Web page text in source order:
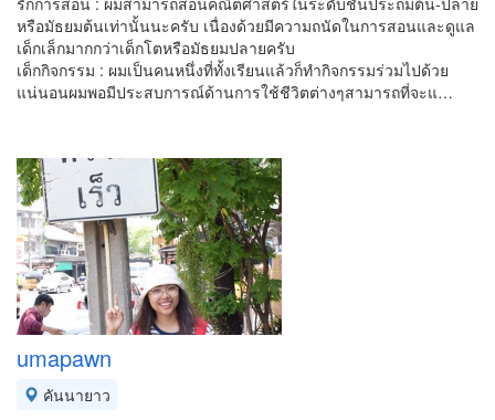
หรือมัธยมต้นเท่านั้นนะครับ เนื่องด้วยมีความถนัดในการสอนและดูแล
เด็กเล็กมากกว่าเด็กโตหรือมัธยมปลายครับ
เด็กกิจกรรม : ผมเป็นคนหนึ่งที่ทั้งเรียนแล้วก็ทำกิจกรรมร่วมไปด้วย
แน่นอนผมพอมีประสบการณ์ด้านการใช้ชีวิตต่างๆสามารถที่จะแ…
umapawn
คันนายาว